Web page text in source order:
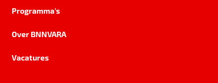
Programma's
Over BNNVARA
Vacatures